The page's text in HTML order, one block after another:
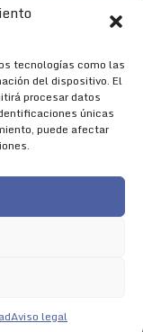
tecnologías como las
del dispositivo. El
procesar datos
únicas
puede afectar
Aviso legal
de Cookies